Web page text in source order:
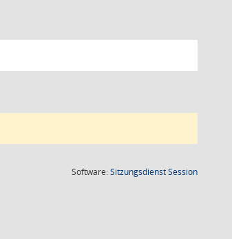
Software:SitzungsdienstSession(Wird in